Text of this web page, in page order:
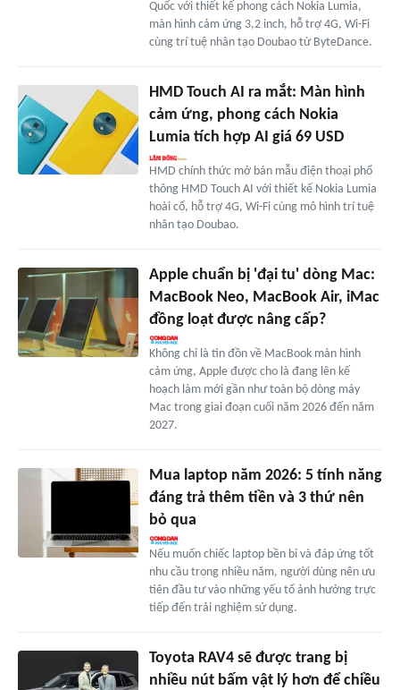
Quốc với thiết kế phong cách Nokia Lumia,
màn hình cảm ứng 3,2 inch, hỗ trợ 4G, Wi-Fi
cùng trí tuệ nhân tạo Doubao từ ByteDance.
HMD Touch AI ra mắt: Màn hình
cảm ứng, phong cách Nokia
Lumia tích hợp AI giá 69 USD
HMD chính thức mở bán mẫu điện thoại phổ
thông HMD Touch AI với thiết kế Nokia Lumia
hoài cổ, hỗ trợ 4G, Wi-Fi cùng mô hình trí tuệ
nhân tạo Doubao.
Apple chuẩn bị 'đại tu' dòng Mac:
MacBook Neo, MacBook Air, iMac
đồng loạt được nâng cấp?
Không chỉ là tin đồn về MacBook màn hình
cảm ứng, Apple được cho là đang lên kế
hoạch làm mới gần như toàn bộ dòng máy
Mac trong giai đoạn cuối năm 2026 đến năm
2027.
Mua laptop năm 2026: 5 tính năng
đáng trả thêm tiền và 3 thứ nên
bỏ qua
Nếu muốn chiếc laptop bền bỉ và đáp ứng tốt
nhu cầu trong nhiều năm, người dùng nên ưu
tiên đầu tư vào những yếu tố ảnh hưởng trực
tiếp đến trải nghiệm sử dụng.
Toyota RAV4 sẽ được trang bị
nhiều nút bấm vật lý hơn để chiều